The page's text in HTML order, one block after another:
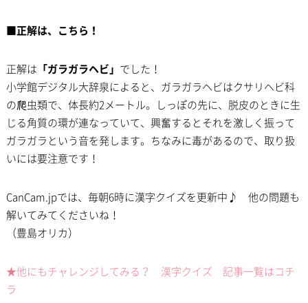
■正解は、こちら！
正解は 「ガラガラヘビ」 でした！
小学館デジタル大辞泉によると、ガラガラヘビはクサリヘビ科
の爬虫類で、体長約2メートル。しっぽの先に、脱皮のときに生
じる角質の環が連なっていて、興奮するとそれを激しく振って
ガラガラという音を発します。ちなみに毒があるので、取り扱
いには要注意です！
CanCam.jpでは、毎朝6時に漢字クイズを更新中♪ 他の問題も
解いてみてくださいね！
（豊島オリカ）
★他にもチャレンジしてみる？ 漢字クイズ 記事一覧はコチ
ラ